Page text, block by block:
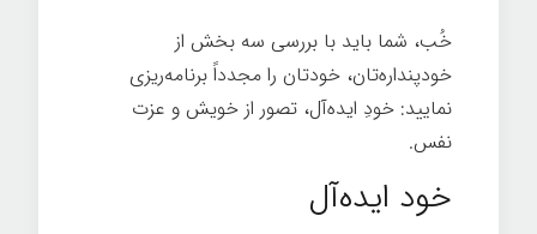
خُب، شما باید با بررسی سه بخش از
خودپنداره‌تان، خودتان را مجدداً برنامه‌ریزی
نمایید: خودِ ایده‌آل، تصور از خویش و عزت
نفس.
خود ایده‌آل